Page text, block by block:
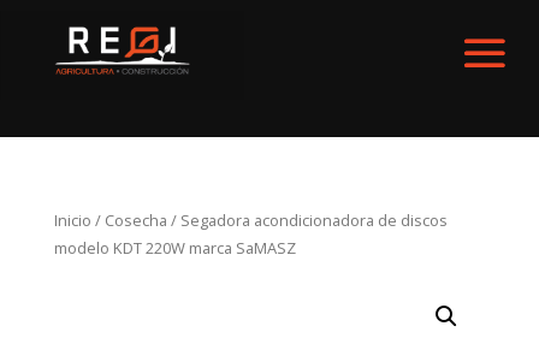
Inicio / Cosecha / Segadora acondicionadora de discos
modelo KDT 220W marca SaMASZ